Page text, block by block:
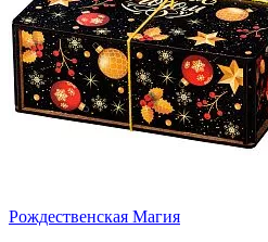
Рождественская Магия